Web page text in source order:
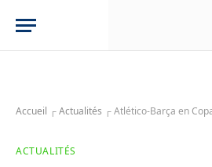
Accueil ┌Actualités ┌Atlético-Barça en Copa : Hansi
ACTUALITÉS